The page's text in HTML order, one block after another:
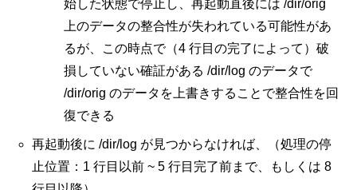
始した状態で停止し、再起動直後には /dir/orig
上のデータの整合性が失われている可能性があ
るが、この時点で（4 行目の完了によって）破
損していない確証がある /dir/log のデータで
/dir/orig のデータを上書きすることで整合性を回
復できる
再起動後に /dir/log が見つからなければ、
（処理の停
止位置：1 行目以前 ~ 5 行目完了前まで、もしくは 8